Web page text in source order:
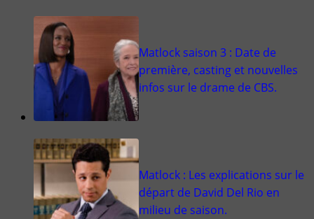
Matlock saison 3 : Date de
première, casting et nouvelles
infos sur le drame de CBS.
Matlock : Les explications sur le
départ de David Del Rio en
milieu de saison.